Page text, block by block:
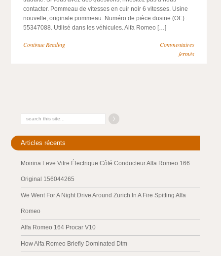
contacter. Pommeau de vitesses en cuir noir 6 vitesses. Usine
nouvelle, originale pommeau. Numéro de pièce dusine (OE) :
55347088. Utilisé dans les véhicules. Alfa Romeo […]
Continue Reading
Commentaires
fermés
Articles récents
Moirina Leve Vitre Électrique Côté Conducteur Alfa Romeo 166
Original 156044265
We Went For A Night Drive Around Zurich In A Fire Spitting Alfa
Romeo
Alfa Romeo 164 Procar V10
How Alfa Romeo Briefly Dominated Dtm